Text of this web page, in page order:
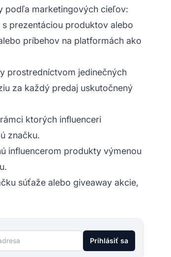
podľa marketingových cieľov:
prezentáciou produktov alebo
príbehov na platformách ako
prostredníctvom jedinečných
za každý predaj uskutočnený
ktorých influenceri
značku.
influencerom produkty výmenou
súťaže alebo giveaway akcie,
Prihlásiť sa